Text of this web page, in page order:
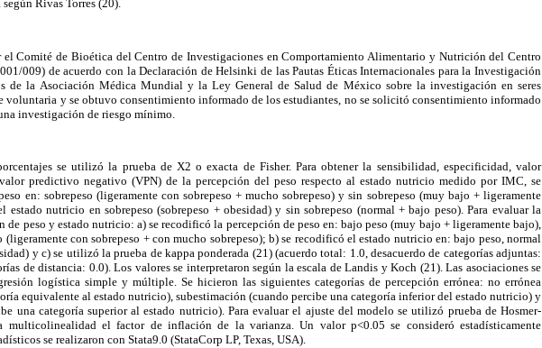
Rivas Torres (20).
Comité de Bioética del Centro de Investigaciones en Comportamiento Alimentario y Nutrición del Centro
009) de acuerdo con la Declaración de Helsinki de las Pautas Éticas Internacionales para la Investigación
de la Asociación Médica Mundial y la Ley General de Salud de México sobre la investigación en seres
voluntaria y se obtuvo consentimiento informado de los estudiantes, no se solicitó consentimiento informado
investigación de riesgo mínimo.
se utilizó la prueba de X2 o exacta de Fisher. Para obtener la sensibilidad, especificidad, valor
predictivo negativo (VPN) de la percepción del peso respecto al estado nutricio medido por IMC, se
en: sobrepeso (ligeramente con sobrepeso + mucho sobrepeso) y sin sobrepeso (muy bajo + ligeramente
estado nutricio en sobrepeso (sobrepeso + obesidad) y sin sobrepeso (normal + bajo peso). Para evaluar la
de peso y estado nutricio: a) se recodificó la percepción de peso en: bajo peso (muy bajo + ligeramente bajo),
(ligeramente con sobrepeso + con mucho sobrepeso); b) se recodificó el estado nutricio en: bajo peso, normal
y c) se utilizó la prueba de kappa ponderada (21) (acuerdo total: 1.0, desacuerdo de categorías adjuntas:
de distancia: 0.0). Los valores se interpretaron según la escala de Landis y Koch (21). Las asociaciones se
logística simple y múltiple. Se hicieron las siguientes categorías de percepción errónea: no errónea
equivalente al estado nutricio), subestimación (cuando percibe una categoría inferior del estado nutricio) y
una categoría superior al estado nutricio). Para evaluar el ajuste del modelo se utilizó prueba de Hosmer-
multicolinealidad el factor de inflación de la varianza. Un valor p<0.05 se consideró estadísticamente
se realizaron con Stata9.0 (StataCorp LP, Texas, USA).